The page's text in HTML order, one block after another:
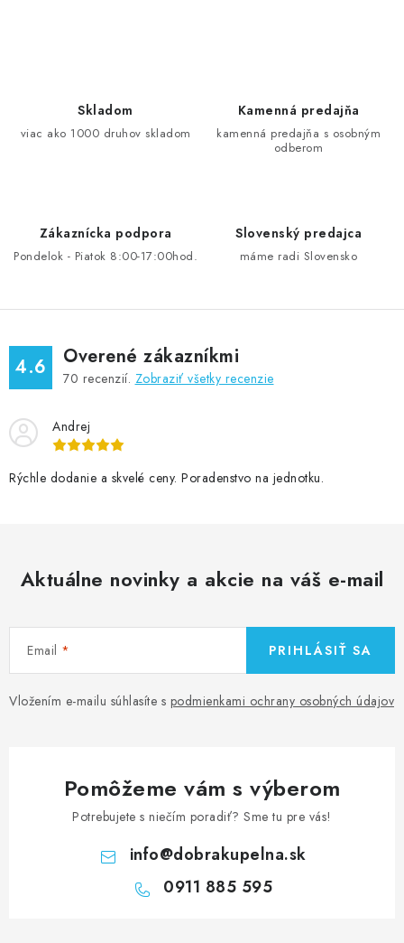
r
y
v
ý
p
s
Skladom
viac ako 1000 druhov skladom
Kamenná predajňa
kamenná predajňa s osobným
odberom
Zákaznícka podpora
Pondelok - Piatok 8:00-17:00hod.
Slovenský predajca
máme radi Slovensko
4.6 Overené zákazníkmi
70 recenzií. Zobraziť všetky recenzie
Andrej
Rýchle dodanie a skvelé ceny. Poradenstvo na jednotku.
Aktuálne novinky a akcie na váš e-mail
Email
Vložením e-mailu súhlasíte s podmienkami ochrany osobných údajov
PRIHLÁSIŤ SA
Pomôžeme vám s výberom
Potrebujete s niečím poradiť? Sme tu pre vás!
info@dobrakupelna.sk
0911 885 595